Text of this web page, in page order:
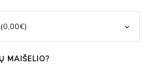
MAIŠELIO?